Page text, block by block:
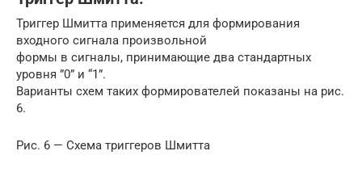
Триггер Шмитта применяется для формирования
входного сигнала произвольной
формы в сигналы, принимающие два стандартных
уровня ”0” и “1”.
Варианты схем таких формирователей показаны на рис.
6.
Рис. 6 — Схема триггеров Шмитта